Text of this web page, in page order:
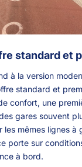
standard et
à la version
standard et
confort, une
gares souvent
les mêmes lignes à
porte sur
à bord.